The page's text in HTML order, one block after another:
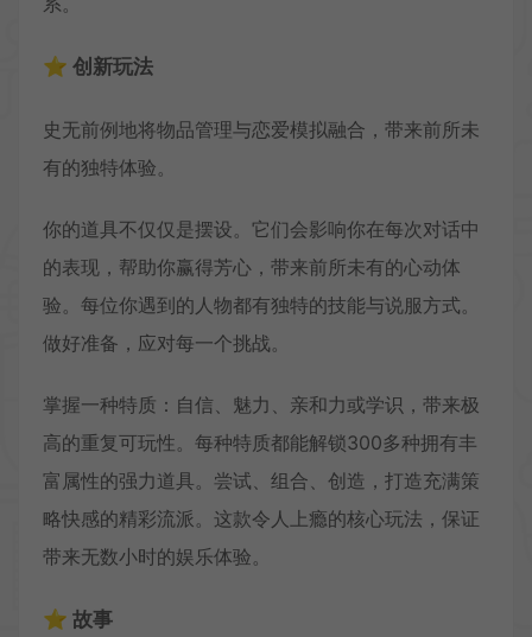
⭐ 创新玩法
史无前例地将物品管理与恋爱模拟融合，带来前所未
有的独特体验。
你的道具不仅仅是摆设。它们会影响你在每次对话中
的表现，帮助你赢得芳心，带来前所未有的心动体
验。每位你遇到的人物都有独特的技能与说服方式。
做好准备，应对每一个挑战。
掌握一种特质：自信、魅力、亲和力或学识，带来极
高的重复可玩性。每种特质都能解锁300多种拥有丰
富属性的强力道具。尝试、组合、创造，打造充满策
略快感的精彩流派。这款令人上瘾的核心玩法，保证
带来无数小时的娱乐体验。
⭐ 故事